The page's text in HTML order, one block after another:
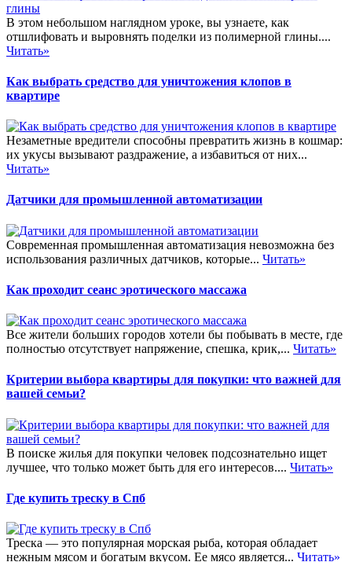
В этом небольшом наглядном уроке, вы узнаете, как
отшлифовать и выровнять поделки из полимерной глины....
Читать»
Как выбрать средство для уничтожения клопов в
квартире
Незаметные вредители способны превратить жизнь в кошмар:
их укусы вызывают раздражение, а избавиться от них...
Читать»
Датчики для промышленной автоматизации
Современная промышленная автоматизация невозможна без
использования различных датчиков, которые... Читать»
Как проходит сеанс эротического массажа
Все жители больших городов хотели бы побывать в месте, где
полностью отсутствует напряжение, спешка, крик,... Читать»
Критерии выбора квартиры для покупки: что важней для
вашей семьи?
В поиске жилья для покупки человек подсознательно ищет
лучшее, что только может быть для его интересов.... Читать»
Где купить треску в Спб
Треска — это популярная морская рыба, которая обладает
нежным мясом и богатым вкусом. Ее мясо является... Читать»